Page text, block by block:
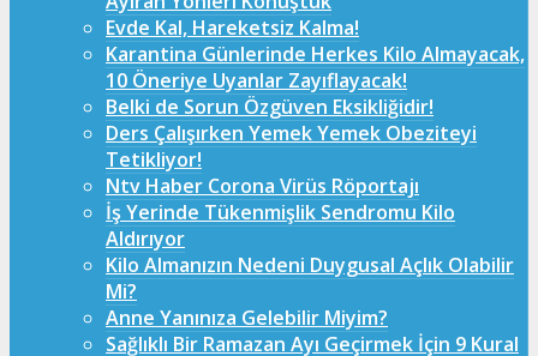
Evde Kal, Hareketsiz Kalma!
Karantina Günlerinde Herkes Kilo Almayacak,
10 Öneriye Uyanlar Zayıflayacak!
Belki de Sorun Özgüven Eksikliğidir!
Ders Çalışırken Yemek Yemek Obeziteyi
Tetikliyor!
Ntv Haber Corona Virüs Röportajı
İş Yerinde Tükenmişlik Sendromu Kilo
Aldırıyor
Kilo Almanızın Nedeni Duygusal Açlık Olabilir
Mi?
Anne Yanınıza Gelebilir Miyim?
Sağlıklı Bir Ramazan Ayı Geçirmek İçin 9 Kural